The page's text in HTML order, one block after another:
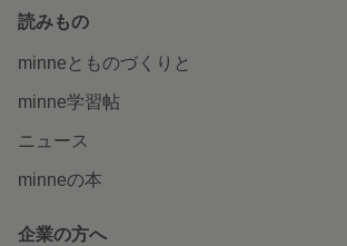
読みもの
minneとものづくりと
minne学習帖
ニュース
minneの本
企業の方へ